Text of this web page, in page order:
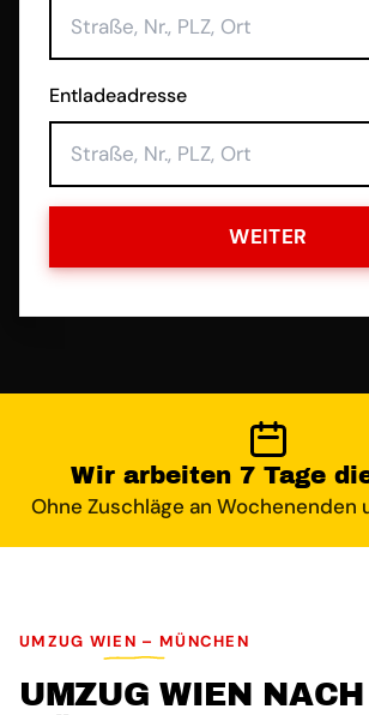
Entladeadresse
WEITER
Wir arbeiten 7 Tage
Ohne Zuschläge an Wochenenden
UMZUG WIEN – MÜNCHEN
UMZUG WIEN NACH